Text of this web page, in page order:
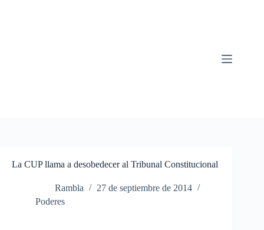
La CUP llama a desobedecer al Tribunal Constitucional
Rambla
27 de septiembre de 2014
Poderes